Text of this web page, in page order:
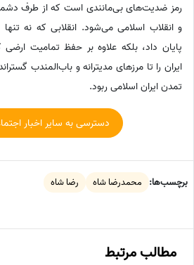
رمز ضدیت‌های بی‌مانندی است که از طرف
و انقلاب اسلامی می‌شود. انقلابی که نه
پایان داد، بلکه علاوه بر حفظ تمامیت ارضی
ایران را تا مرز‌های مدیترانه و باب‌المندب
تمدن ایران اسلامی ربود.
دسترسی به سایر اخبار
برچسب‌ها: محمدرضا شاه
رضا شاه
مطالب مرتبط